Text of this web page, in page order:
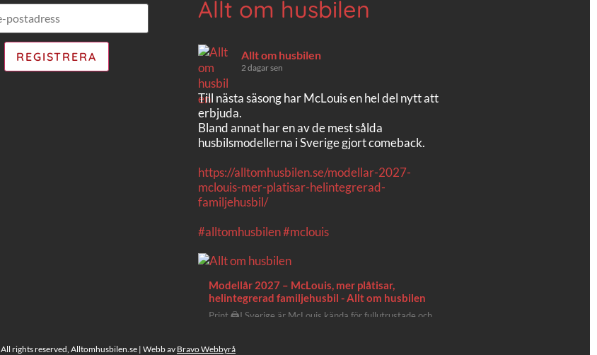
Allt om husbilen
Allt om husbilen
2 dagar sen
Till nästa säsong har McLouis en hel del nytt att
erbjuda.
Bland annat har en av de mest sålda
husbilsmodellerna i Sverige gjort comeback.
https://alltomhusbilen.se/modellar-2027-
mclouis-mer-platisar-helintegrerad-
familjehusbil/
#alltomhusbilen#mclouis
Modellår 2027 – McLouis, mer plåtisar,
helintegrerad familjehusbil - Allt om husbilen
Print 🖨I Sverige är McLouis kända för fullutrustade och
fortfarande där de lägger mest krut. Men till 2027 får
All rights reserved, Alltomhusbilen.se | Webb av Bravo Webbyrå